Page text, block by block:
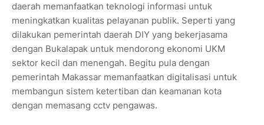
daerah memanfaatkan teknologi informasi untuk
meningkatkan kualitas pelayanan publik. Seperti yang
dilakukan pemerintah daerah DIY yang bekerjasama
dengan Bukalapak untuk mendorong ekonomi UKM
sektor kecil dan menengah. Begitu pula dengan
pemerintah Makassar memanfaatkan digitalisasi untuk
membangun sistem ketertiban dan keamanan kota
dengan memasang cctv pengawas.